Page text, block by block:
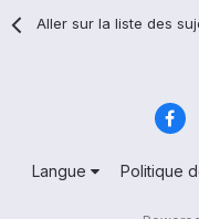
Aller sur la liste des
Langue Politique